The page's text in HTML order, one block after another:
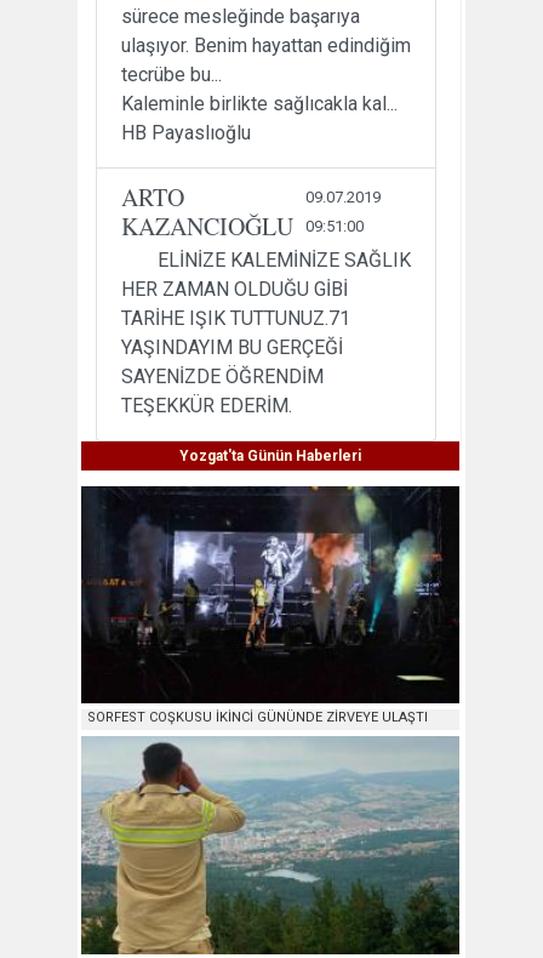
sürece mesleğinde başarıya
ulaşıyor. Benim hayattan edindiğim
tecrübe bu...
Kaleminle birlikte sağlıcakla kal...
HB Payaslıoğlu
ARTO
KAZANCIOĞLU
09.07.2019
09:51:00
ELİNİZE KALEMİNİZE SAĞLIK
HER ZAMAN OLDUĞU GİBİ
TARİHE IŞIK TUTTUNUZ.71
YAŞINDAYIM BU GERÇEĞİ
SAYENİZDE ÖĞRENDİM
TEŞEKKÜR EDERİM.
Yozgat'ta Günün Haberleri
SORFEST COŞKUSU İKİNCİ GÜNÜNDE ZİRVEYE ULAŞTI